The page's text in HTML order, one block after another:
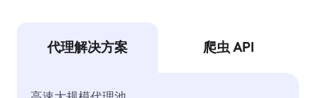
代理解决方案 爬虫 API